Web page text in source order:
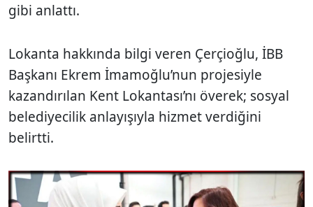
gibi anlattı.
Lokanta hakkında bilgi veren Çerçioğlu, İBB
Başkanı Ekrem İmamoğlu’nun projesiyle
kazandırılan Kent Lokantası’nı överek; sosyal
belediyecilik anlayışıyla hizmet verdiğini
belirtti.